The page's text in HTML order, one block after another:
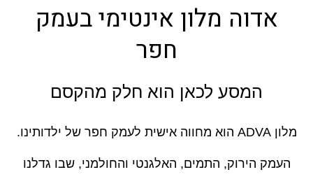
אדוה מלון אינטימי בעמק
חפר
המסע לכאן הוא חלק מהקסם
מלון ADVA הוא מחווה אישית לעמק חפר של ילדותינו.
העמק הירוק, התמים, האלגנטי והחולמני, שבו גדלנו